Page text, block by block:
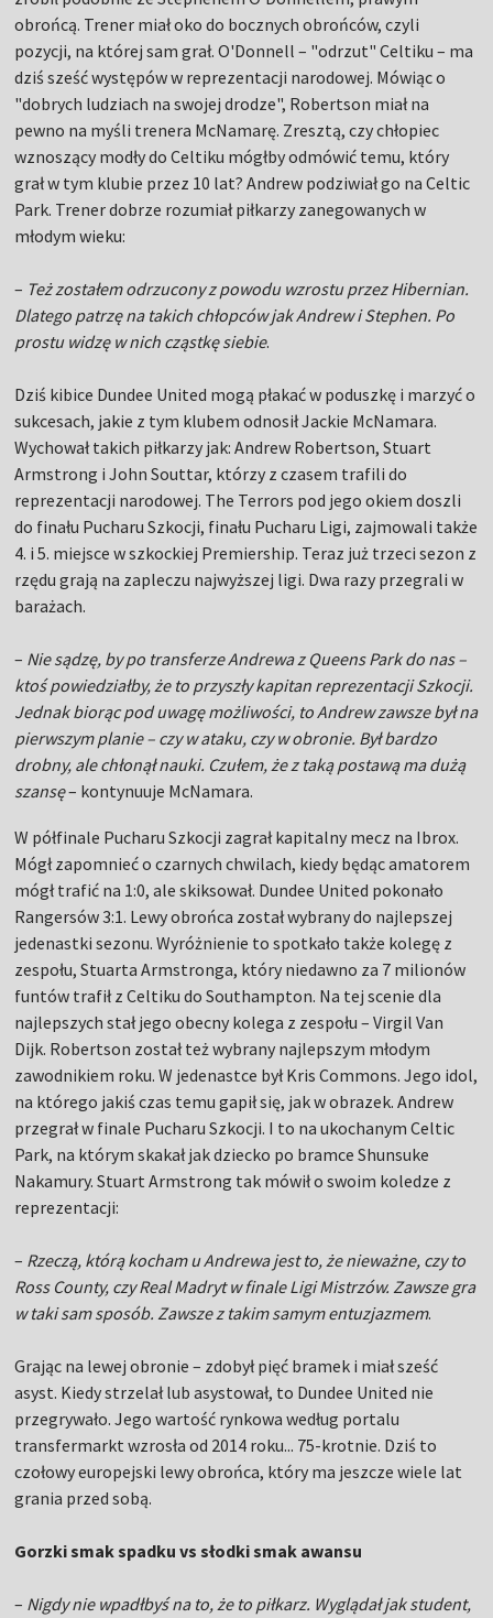
obrońcą. Trener miał oko do bocznych obrońców, czyli
pozycji, na której sam grał. O'Donnell – "odrzut" Celtiku – ma
dziś sześć występów w reprezentacji narodowej. Mówiąc o
"dobrych ludziach na swojej drodze", Robertson miał na
pewno na myśli trenera McNamarę. Zresztą, czy chłopiec
wznoszący modły do Celtiku mógłby odmówić temu, który
grał w tym klubie przez 10 lat? Andrew podziwiał go na Celtic
Park. Trener dobrze rozumiał piłkarzy zanegowanych w
młodym wieku:
– Też zostałem odrzucony z powodu wzrostu przez Hibernian.
Dlatego patrzę na takich chłopców jak Andrew i Stephen. Po
prostu widzę w nich cząstkę siebie.
Dziś kibice Dundee United mogą płakać w poduszkę i marzyć o
sukcesach, jakie z tym klubem odnosił Jackie McNamara.
Wychował takich piłkarzy jak: Andrew Robertson, Stuart
Armstrong i John Souttar, którzy z czasem trafili do
reprezentacji narodowej. The Terrors pod jego okiem doszli
do finału Pucharu Szkocji, finału Pucharu Ligi, zajmowali także
4. i 5. miejsce w szkockiej Premiership. Teraz już trzeci sezon z
rzędu grają na zapleczu najwyższej ligi. Dwa razy przegrali w
barażach.
– Nie sądzę, by po transferze Andrewa z Queens Park do nas –
ktoś powiedziałby, że to przyszły kapitan reprezentacji Szkocji.
Jednak biorąc pod uwagę możliwości, to Andrew zawsze był na
pierwszym planie – czy w ataku, czy w obronie. Był bardzo
drobny, ale chłonął nauki. Czułem, że z taką postawą ma dużą
szansę– kontynuuje McNamara.
W półfinale Pucharu Szkocji zagrał kapitalny mecz na Ibrox.
Mógł zapomnieć o czarnych chwilach, kiedy będąc amatorem
mógł trafić na 1:0, ale skiksował. Dundee United pokonało
Rangersów 3:1. Lewy obrońca został wybrany do najlepszej
jedenastki sezonu. Wyróżnienie to spotkało także kolegę z
zespołu, Stuarta Armstronga, który niedawno za 7 milionów
funtów trafił z Celtiku do Southampton. Na tej scenie dla
najlepszych stał jego obecny kolega z zespołu – Virgil Van
Dijk. Robertson został też wybrany najlepszym młodym
zawodnikiem roku. W jedenastce był Kris Commons. Jego idol,
na którego jakiś czas temu gapił się, jak w obrazek. Andrew
przegrał w finale Pucharu Szkocji. I to na ukochanym Celtic
Park, na którym skakał jak dziecko po bramce Shunsuke
Nakamury. Stuart Armstrong tak mówił o swoim koledze z
reprezentacji:
– Rzeczą, którą kocham u Andrewa jest to, że nieważne, czy to
Ross County, czy Real Madryt w finale Ligi Mistrzów. Zawsze gra
w taki sam sposób. Zawsze z takim samym entuzjazmem.
Grając na lewej obronie – zdobył pięć bramek i miał sześć
asyst. Kiedy strzelał lub asystował, to Dundee United nie
przegrywało. Jego wartość rynkowa według portalu
transfermarkt wzrosła od 2014 roku... 75-krotnie. Dziś to
czołowy europejski lewy obrońca, który ma jeszcze wiele lat
grania przed sobą.
Gorzki smak spadku vs słodki smak awansu
– Nigdy nie wpadłbyś na to, że to piłkarz. Wyglądał jak student,